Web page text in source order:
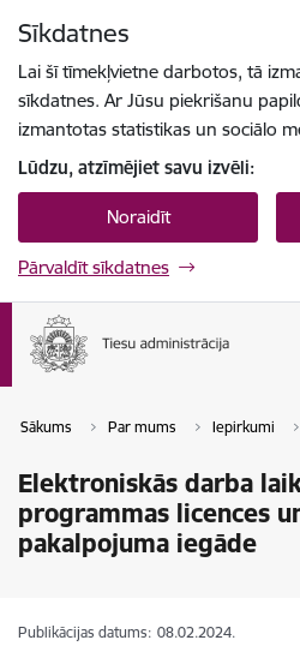
Sīkdatnes
Lai šī tīmekļvietne darbotos, tā
sīkdatnes. Ar Jūsu piekrišanu
izmantotas statistikas un sociālo
Lūdzu, atzīmējiet savu izvēli:
Noraidīt
Pārvaldīt sīkdatnes
Sākums Par mums Iepirkumi
Elektroniskās darba
programmas licences
pakalpojuma iegāde
Publikācijas datums: 08.02.2024.